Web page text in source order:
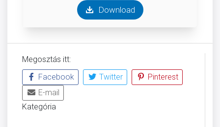
Download
Megosztás itt:
Facebook
Twitter
Pinterest
E-mail
Kategória